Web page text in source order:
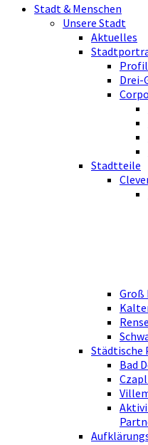
Stadt & Menschen
Unsere Stadt
Aktuelles
Drei-
Stadtteile
Groß
Städtische
Bad